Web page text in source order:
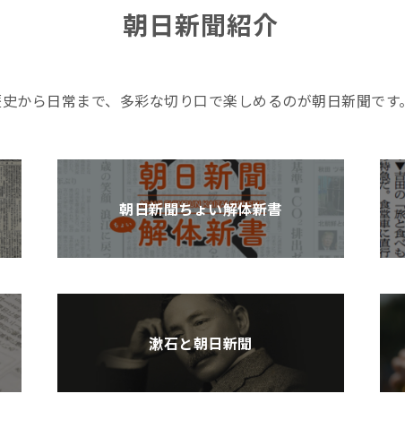
朝日新聞紹介
から日常まで、多彩な切り口で楽しめるのが朝日新聞です。
朝日新聞ちょい解体新書
漱石と朝日新聞